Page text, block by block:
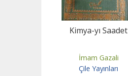
Kimya-yı Saadet
İmam Gazali
Çile Yayınları